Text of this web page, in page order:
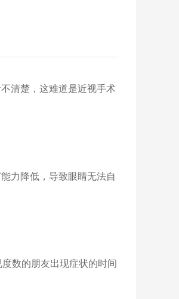
清楚，这难道是近视手术
力降低，导致眼睛无法自
数的朋友出现症状的时间